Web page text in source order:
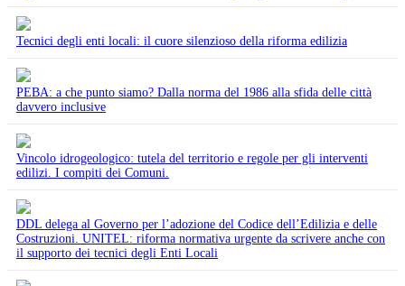
Tecnici degli enti locali: il cuore silenzioso della riforma edilizia
PEBA: a che punto siamo? Dalla norma del 1986 alla sfida delle città
davvero inclusive
Vincolo idrogeologico: tutela del territorio e regole per gli interventi
edilizi. I compiti dei Comuni.
DDL delega al Governo per l’adozione del Codice dell’Edilizia e delle
Costruzioni. UNITEL: riforma normativa urgente da scrivere anche con
il supporto dei tecnici degli Enti Locali